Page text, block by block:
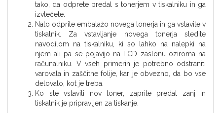
tako, da odprete predal s tonerjem v tiskalniku in ga
izvlečete.
Nato odprite embalažo novega tonerja in ga vstavite v
tiskalnik. Za vstavljanje novega tonerja sledite
navodilom na tiskalniku, ki so lahko na nalepki na
njem ali pa se pojavijo na LCD zaslonu oziroma na
računalniku. V vseh primerih je potrebno odstraniti
varovala in zaščitne folije, kar je obvezno, da bo vse
delovalo, kot je treba.
Ko ste vstavili nov toner, zaprite predal zanj in
tiskalnik je pripravljen za tiskanje.